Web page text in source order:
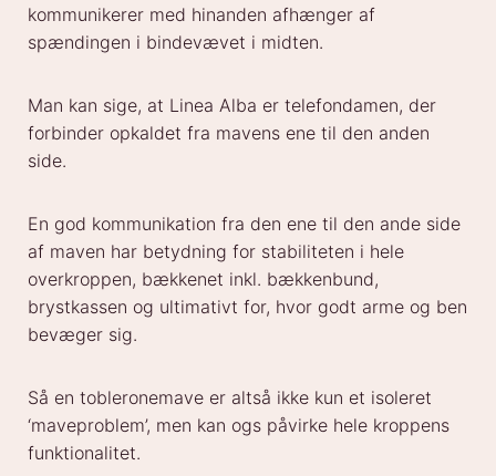
kommunikerer med hinanden afhænger af
spændingen i bindevævet i midten.
Man kan sige, at Linea Alba er telefondamen, der
forbinder opkaldet fra mavens ene til den anden
side.
En god kommunikation fra den ene til den ande side
af maven har betydning for stabiliteten i hele
overkroppen, bækkenet inkl. bækkenbund,
brystkassen og ultimativt for, hvor godt arme og ben
bevæger sig.
Så en tobleronemave er altså ikke kun et isoleret
‘maveproblem’, men kan ogs påvirke hele kroppens
funktionalitet.